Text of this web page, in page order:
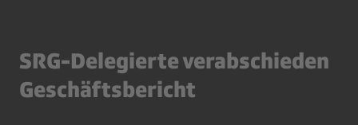
SRG-Delegierte verabschieden
Geschäftsbericht